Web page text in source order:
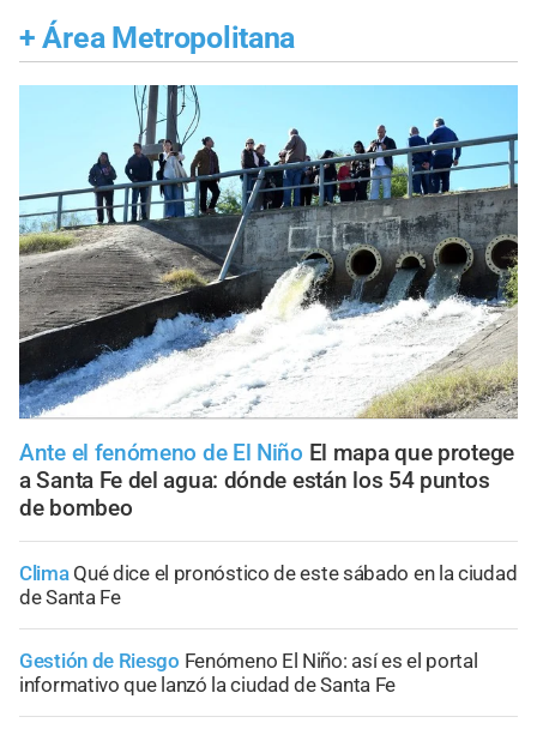
+ Área Metropolitana
Ante el fenómeno de El Niño El mapa que protege
a Santa Fe del agua: dónde están los 54 puntos
de bombeo
Clima Qué dice el pronóstico de este sábado en la ciudad
de Santa Fe
Gestión de Riesgo Fenómeno El Niño: así es el portal
informativo que lanzó la ciudad de Santa Fe